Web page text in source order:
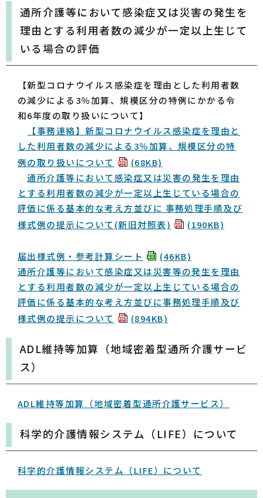
通所介護等において感染症又は災害の発生を
理由とする利用者数の減少が一定以上生じて
いる場合の評価
【新型コロナウイルス感染症を理由とした利用者数
の減少による3％加算、規模区分の特例にかかる令
和6年度の取り扱いについて】
【事務連絡】新型コロナウイルス感染症を理由と
した利用者数の減少による3％加算、規模区分の特
例の取り扱いについて
(68KB)
通所介護等において感染症又は災害の発生を理由
とする利用者数の減少が一定以上生じている場合の
評価に係る基本的な考え方並びに 事務処理手順及び
様式例の提示について(新旧対照表)
(190KB)
届出様式例・参考計算シート
(46KB)
通所介護等において感染症又は災害等の発生を理由
とする利用者数の減少が一定以上生じている場合の
評価に係る基本的な考え方並びに事務処理手順及び
様式例の提示について
(894KB)
ADL維持等加算（地域密着型通所介護サービ
ス）
ADL維持等加算（地域密着型通所介護サービス）
科学的介護情報システム（LIFE）について
科学的介護情報システム（LIFE）について